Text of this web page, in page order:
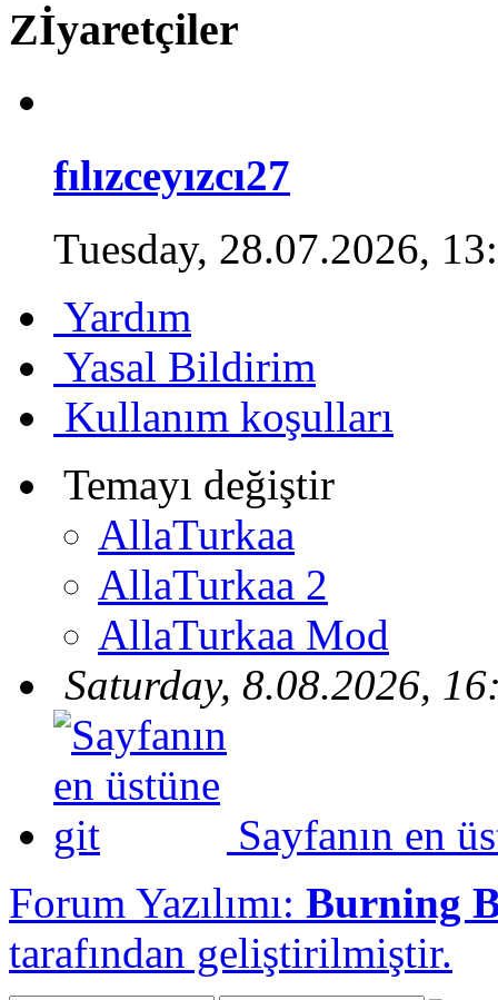
Zİyaretçiler
fılızceyızcı27
Tuesday, 28.07.2026,
Yardım
Yasal Bildirim
Kullanım koşulları
Temayı değiştir
AllaTurkaa
AllaTurkaa 2
AllaTurkaa Mod
Saturday, 8.08.2026,
Sayfanın en
Forum Yazılımı: Burning
tarafından geliştirilmiştir.